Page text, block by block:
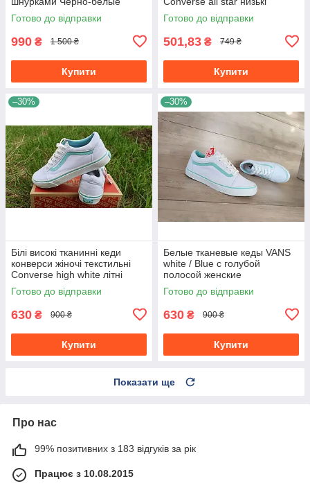
унисекс унисекс теплые
Готово до відправки
990 ₴ 1 500 ₴
Купити
Готово до відправки
501,83 ₴ 749 ₴
Купити
–30%
Білі високі тканинні кеди
конверси жіночі текстильні
Converse high white літні
Готово до відправки
630 ₴ 900 ₴
Купити
–30%
Белые тканевые кеды VANS
white / Blue с голубой
полосой женские
текстильные весна- лето
Готово до відправки
630 ₴ 900 ₴
Купити
Показати ще
Про нас
99% позитивних з 183 відгуків за рік
Працює з 10.08.2015